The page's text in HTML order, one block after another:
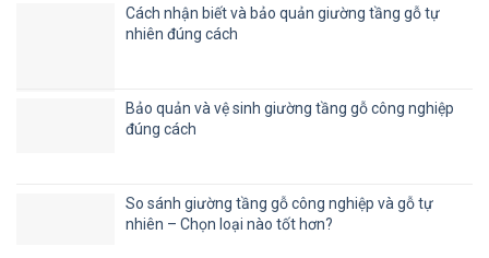
Cách nhận biết và bảo quản giường tầng gỗ tự
nhiên đúng cách
Bảo quản và vệ sinh giường tầng gỗ công nghiệp
đúng cách
So sánh giường tầng gỗ công nghiệp và gỗ tự
nhiên – Chọn loại nào tốt hơn?